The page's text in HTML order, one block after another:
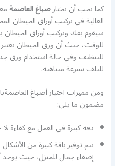
كما يجب أن تختارصباغ العاصمة
العالية في تركيب أوراق الحيطان
سيقوم بفك وتركيب أوراق الحيطان
للوقت، حيث أن ورق الحيطان
للتنظيف وفي حالة استخدام ورق
للتلف بسرعة متناهية.
ومن مميزات اختيار أصباغ
مضمون ما يلي:
دقة كبيرة في العمل مع كفاءة
يتم توفير باقة كبيرة من
إضفاء جمال للمنزل، حيث